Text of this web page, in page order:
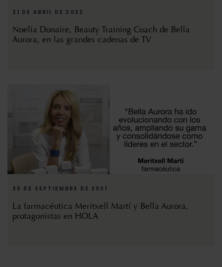
21 DE ABRIL DE 2022
Noelia Donaire, Beauty Training Coach de Bella
Aurora, en las grandes cadenas de TV
25 DE SEPTIEMBRE DE 2021
La farmacéutica Meritxell Martí y Bella Aurora,
protagonistas en HOLA